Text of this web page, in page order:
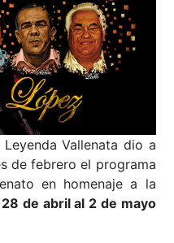
Vallenata dio a
de febrero el programa
en homenaje a la
de abril al 2 de mayo